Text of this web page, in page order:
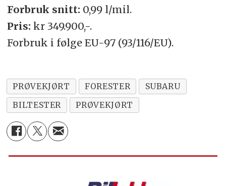
Forbruk snitt: 0,99 l/mil.
Pris: kr 349.900,-.
Forbruk i følge EU-97 (93/116/EU).
PRØVEKJØRT FORESTER
SUBARU
BILTESTER
PRØVEKJØRT